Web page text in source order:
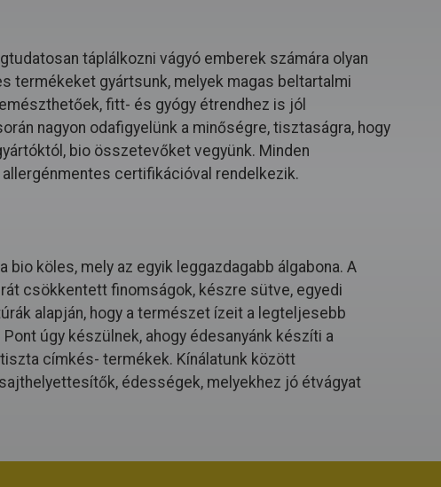
táplálkozni vágyó emberek számára olyan
termékeket gyártsunk, melyek magas beltartalmi
fitt- és gyógy étrendhez is jól
nagyon odafigyelünk a minőségre, tisztaságra, hogy
bio összetevőket vegyünk. Minden
allergénmentes certifikációval rendelkezik.
bio köles, mely az egyik leggazdagabb álgabona. A
csökkentett finomságok, készre sütve, egyedi
alapján, hogy a természet ízeit a legteljesebb
úgy készülnek, ahogy édesanyánk készíti a
címkés- termékek. Kínálatunk között
édességek, melyekhez jó étvágyat